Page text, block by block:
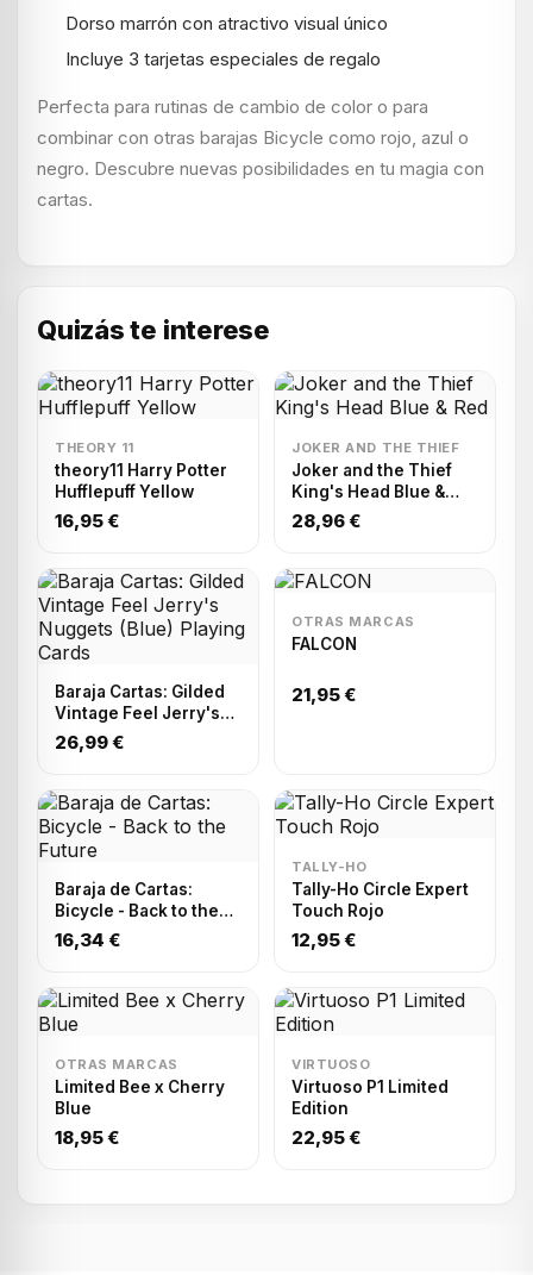
Dorso marrón con atractivo visual único
Incluye 3 tarjetas especiales de regalo
Perfecta para rutinas de cambio de color o para
combinar con otras barajas Bicycle como rojo, azul o
negro. Descubre nuevas posibilidades en tu magia con
cartas.
Quizás te interese
THEORY 11
theory11 Harry Potter
Hufflepuff Yellow
16,95 €
JOKER AND THE THIEF
Joker and the Thief
King's Head Blue &
Red
28,96 €
Baraja Cartas: Gilded
Vintage Feel Jerry's
Nuggets (Blue) Playing
Cards
26,99 €
OTRAS MARCAS
FALCON
21,95 €
Baraja de Cartas:
Bicycle - Back to the
Future
16,34 €
TALLY-HO
Tally-Ho Circle Expert
Touch Rojo
12,95 €
OTRAS MARCAS
Limited Bee x Cherry
Blue
18,95 €
VIRTUOSO
Virtuoso P1 Limited
Edition
22,95 €